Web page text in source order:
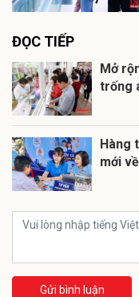
ĐỌC TIẾP
Mở
trống
Hàng
mới
Gửi bình luận